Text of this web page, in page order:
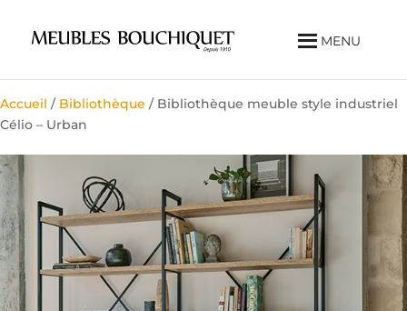
MENU
Accueil / Bibliothèque / Bibliothèque meuble style industriel
Célio – Urban